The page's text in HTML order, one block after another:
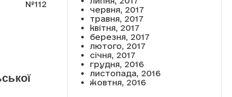
№112
червня, 2017
травня, 2017
квітня, 2017
березня, 2017
лютого, 2017
січня, 2017
грудня, 2016
листопада, 2016
жовтня, 2016